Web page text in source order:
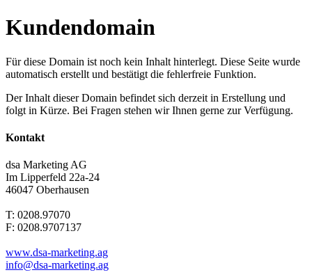
Kundendomain
Für diese Domain ist noch kein Inhalt hinterlegt. Diese Seite wurde
automatisch erstellt und bestätigt die fehlerfreie Funktion.
Der Inhalt dieser Domain befindet sich derzeit in Erstellung und
folgt in Kürze. Bei Fragen stehen wir Ihnen gerne zur Verfügung.
Kontakt
dsa Marketing AG
Im Lipperfeld 22a-24
46047 Oberhausen
T: 0208.97070
F: 0208.9707137
www.dsa-marketing.ag
info@dsa-marketing.ag